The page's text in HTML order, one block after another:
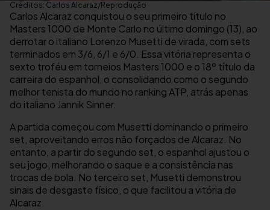
Créditos: Carlos Alcaraz/Reprodução
Carlos Alcaraz conquistou o seu primeiro título no
Masters 1000 de Monte Carlo no último domingo (13), ao
derrotar o italiano Lorenzo Musetti de virada, com sets
terminados em 3/6, 6/1 e 6/0. Essa vitória representa o
sexto troféu em torneios Masters 1000 e o 18º título da
carreira do espanhol, o consolidando como o segundo
melhor tenista do mundo no ranking ATP, atrás apenas
do italiano Jannik Sinner.
A partida começou com Musetti dominando o primeiro
set, aproveitando erros não forçados de Alcaraz. No
entanto, a partir do segundo set, o espanhol ajustou o
seu jogo, melhorando o saque e a consistência nas
trocas de bola. No terceiro set, Musetti demonstrou
sinais de desgaste físico, o que facilitou a vitória de
Alcaraz.